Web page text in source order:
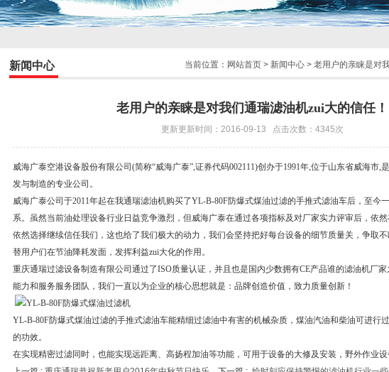
当前位置： 网站首页 > 新闻中心 > 老用户的亲睐是对
新闻中心
老用户的亲睐是对我们通瑞滤油机zui大的信任！
更新更新时间：2016-09-13 点击次数：4345次
威海广泰空港设备股份有限公司 (简称“威海广泰”,证券代码002111)创办于1991年,位于山东省威海市,
发与制造的专业公司。
威海广泰公司于2011年起在我通瑞滤油机购买了YL-B-80F防爆式煤油过滤的手推式滤油车后，至今
系。虽然当前油处理设备行业日益竞争激烈，但威海广泰在通过各项指标及对厂家实力评审后，依
依然选择继续信任我们，这也给了我们极大的动力，我们会坚持把好每台设备的细节质量关，争取
替用户们在节油降耗发面，发挥利益zui大化的作用。
重庆通瑞过滤设备制造有限公司通过了ISO质量认证，并且也是 国内少数拥有CE产品谁的滤油机厂
能力和服务服务团队，我们一直以为企业的核心思想就是：品牌创造价值，致力质量创新！
YL-B-80F防爆式煤油过滤的手推式滤油车能精细过滤油中有害的机械杂质，煤油汽油和柴油可进行
的功效。
在实现精密过滤同时，也能实现远距离、高扬程加油等功能，可用于设备的大修及安装，野外作业设